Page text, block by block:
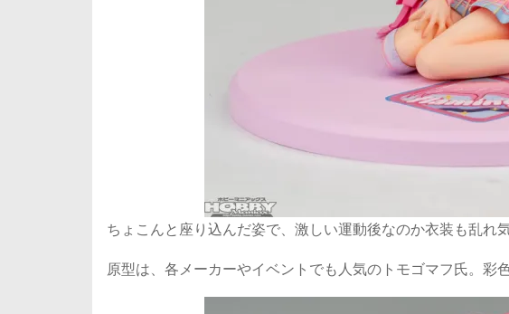
ちょこんと座り込んだ姿で、激しい運動後なのか衣装も乱れ気
原型は、各メーカーやイベントでも人気のトモゴマフ氏。彩